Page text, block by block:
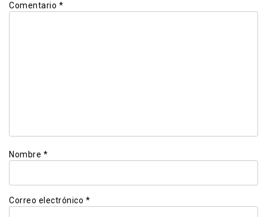
Comentario *
Nombre *
Correo electrónico *